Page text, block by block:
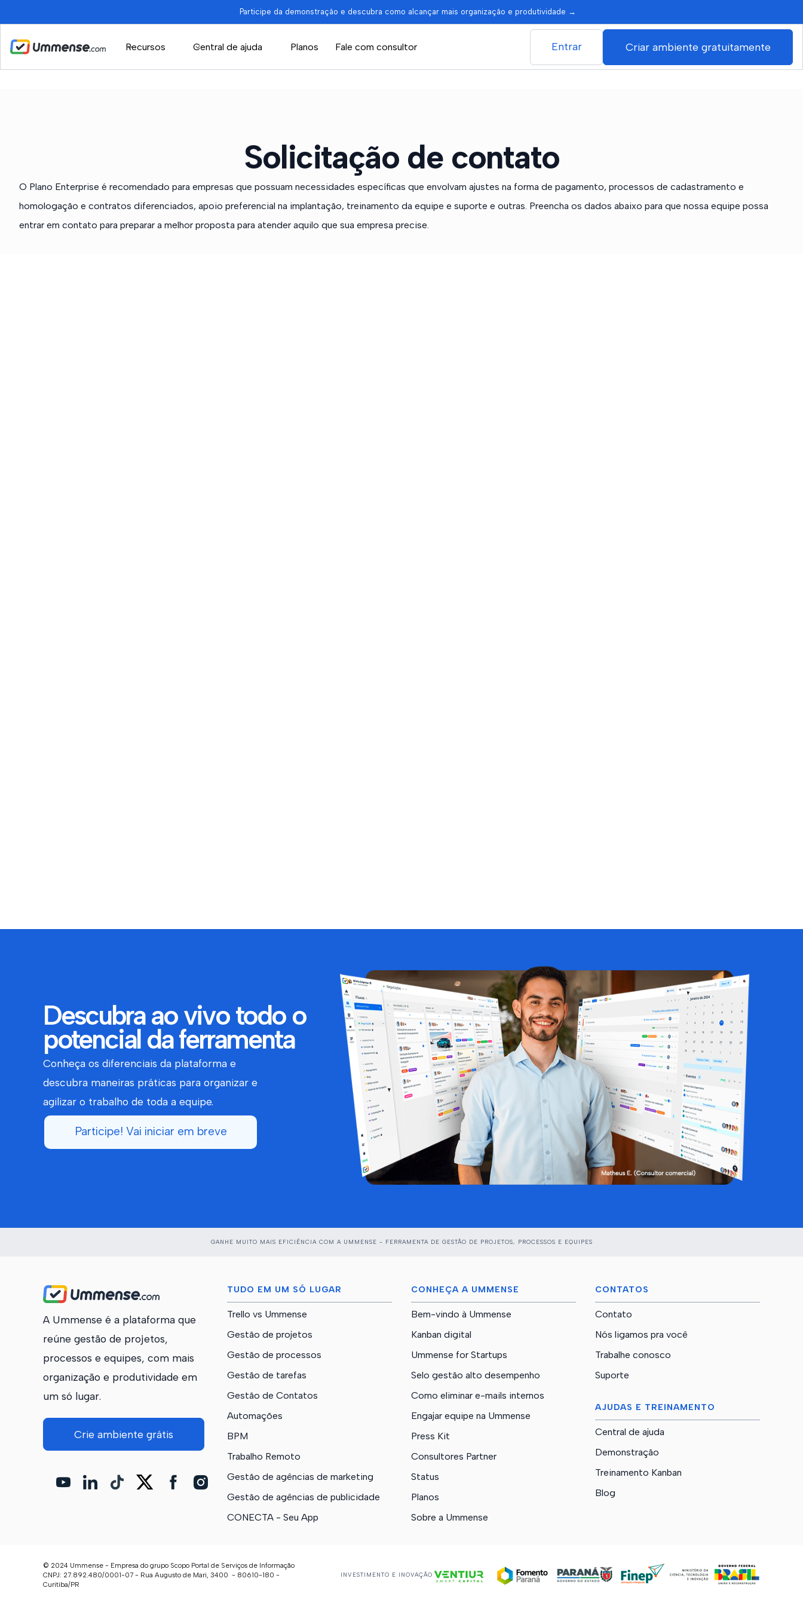
Participe da demonstração e descubra como alcançar mais organização e produtividade →
Recursos Central de ajuda Planos Fale com consultor Entrar Criar ambiente gratuitamente
Solicitação de contato
O Plano Enterprise é recomendado para empresas que possuam necessidades específicas que envolvam ajustes na forma de pagamento, processos de cadastramento e
homologação e contratos diferenciados, apoio preferencial na implantação, treinamento da equipe e suporte e outras. Preencha os dados abaixo para que nossa equipe possa
entrar em contato para preparar a melhor proposta para atender aquilo que sua empresa precise.
Descubra ao vivo todo o
potencial da ferramenta
Conheça os diferenciais da plataforma e
descubra maneiras práticas para organizar e
agilizar o trabalho de toda a equipe.
Participe! Vai iniciar em breve
GANHE MUITO MAIS EFICIÊNCIA COM A UMMENSE - FERRAMENTA DE GESTÃO DE PROJETOS, PROCESSOS E EQUIPES
A Ummense é a plataforma que
reúne gestão de projetos,
processos e equipes, com mais
organização e produtividade em
um só lugar.
Crie ambiente grátis
TUDO EM UM SÓ LUGAR
Trello vs Ummense
Gestão de projetos
Gestão de processos
Gestão de tarefas
Gestão de Contatos
Automações
BPM
Trabalho Remoto
Gestão de agências de marketing
Gestão de agências de publicidade
CONECTA - Seu App
CONHEÇA A UMMENSE
Bem-vindo à Ummense
Kanban digital
Ummense for Startups
Selo gestão alto desempenho
Como eliminar e-mails internos
Engajar equipe na Ummense
Press Kit
Consultores Partner
Status
Planos
Sobre a Ummense
CONTATOS
Contato
Nós ligamos pra você
Trabalhe conosco
Suporte
AJUDAS E TREINAMENTO
Central de ajuda
Demonstração
Treinamento Kanban
Blog
© 2024 Ummense - Empresa do grupo Scopo Portal de Serviços de Informação
CNPJ: 27.892.480/0001-07 - Rua Augusto de Mari, 3400 - 80610-180 -
Curitiba/PR
INVESTIMENTO E INOVAÇÃO